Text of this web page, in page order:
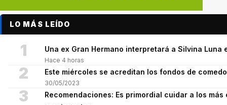
LO MÁS LEÍDO
1 Una ex Gran Hermano interpretará a Silvina
Hace 4 horas
2 Este miércoles se acreditan los fondos de
30/05/2023
3
Recomendaciones: Es primordial cuidar a los